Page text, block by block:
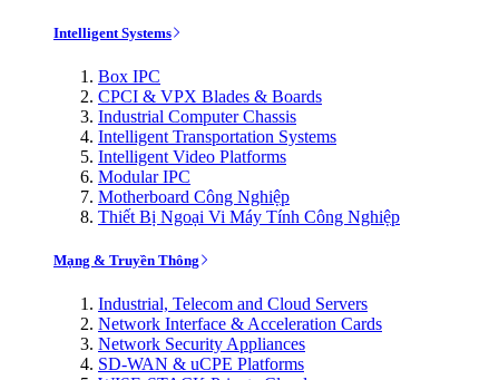
Intelligent Systems
Box IPC
CPCI & VPX Blades & Boards
Industrial Computer Chassis
Intelligent Transportation Systems
Intelligent Video Platforms
Modular IPC
Motherboard Công Nghiệp
Thiết Bị Ngoại Vi Máy Tính Công Nghiệp
Mạng & Truyền Thông
Industrial, Telecom and Cloud Servers
Network Interface & Acceleration Cards
Network Security Appliances
SD-WAN & uCPE Platforms